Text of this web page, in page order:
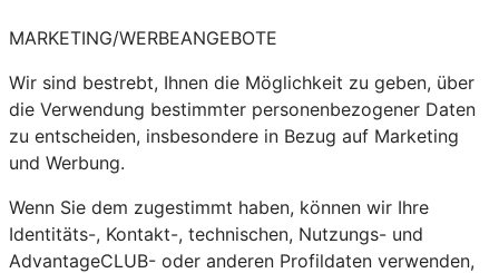
MARKETING/WERBEANGEBOTE
Wir sind bestrebt, Ihnen die Möglichkeit zu geben, über
die Verwendung bestimmter personenbezogener Daten
zu entscheiden, insbesondere in Bezug auf Marketing
und Werbung.
Wenn Sie dem zugestimmt haben, können wir Ihre
Identitäts-, Kontakt-, technischen, Nutzungs- und
AdvantageCLUB- oder anderen Profildaten verwenden,